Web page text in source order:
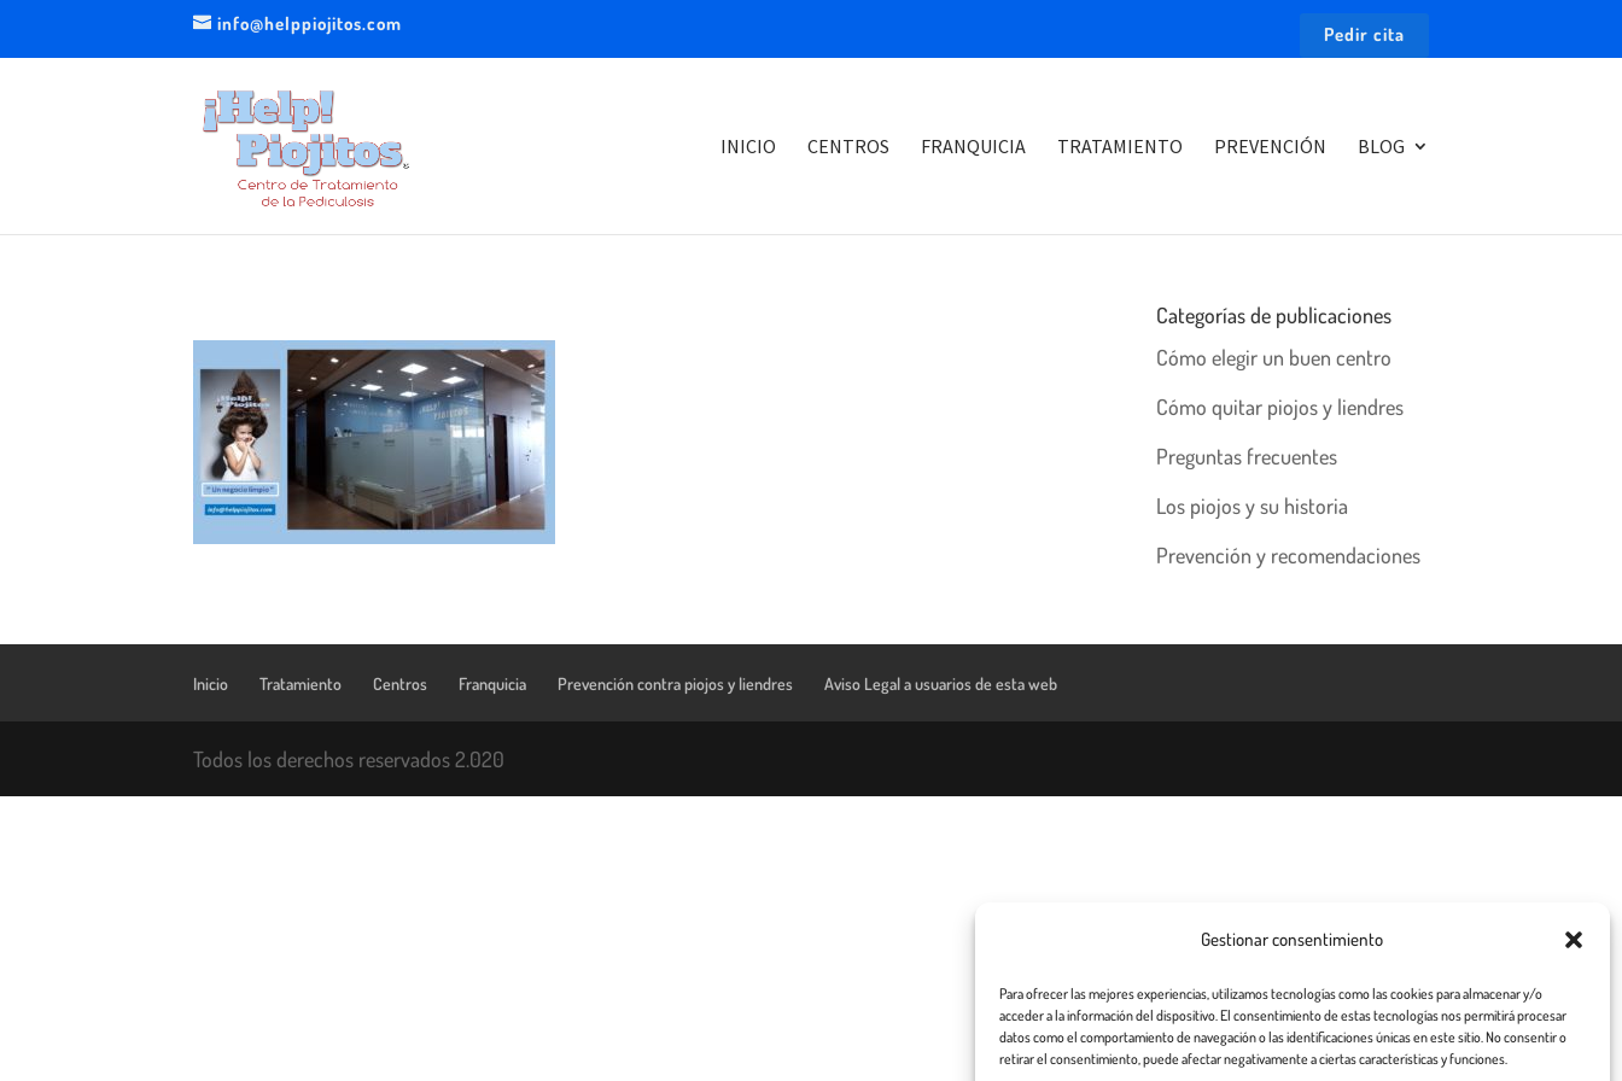
Gestionar consentimiento
Para ofrecer las mejores experiencias, utilizamos tecnologías como las cookies para almacenar y/o
acceder a la información del dispositivo. El consentimiento de estas tecnologías nos permitirá procesar
datos como el comportamiento de navegación o las identificaciones únicas en este sitio. No consentir o
retirar el consentimiento, puede afectar negativamente a ciertas características y funciones.
info@helppiojitos.com Pedir cita
INICIO CENTROS FRANQUICIA TRATAMIENTO PREVENCIÓN BLOG
Categorías de publicaciones
Cómo elegir un buen centro
Cómo quitar piojos y liendres
Preguntas frecuentes
Los piojos y su historia
Prevención y recomendaciones
Inicio Tratamiento Centros Franquicia Prevención contra piojos y liendres Aviso Legal a usuarios de esta web
Todos los derechos reservados 2.020